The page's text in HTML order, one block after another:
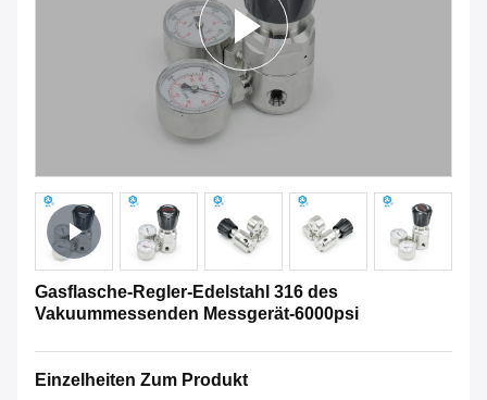
Gasflasche-Regler-Edelstahl 316 des
Vakuummessenden Messgerät-6000psi
Einzelheiten Zum Produkt